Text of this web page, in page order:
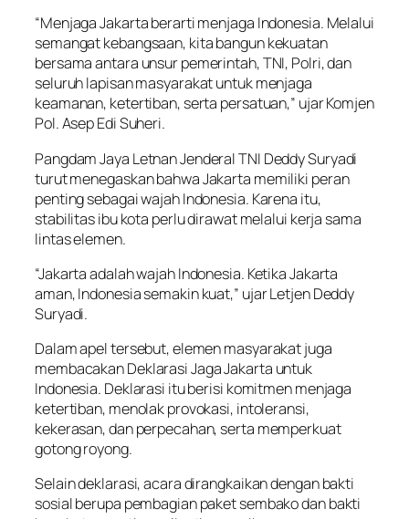
“Menjaga Jakarta berarti menjaga Indonesia. Melalui
semangat kebangsaan, kita bangun kekuatan
bersama antara unsur pemerintah, TNI, Polri, dan
seluruh lapisan masyarakat untuk menjaga
keamanan, ketertiban, serta persatuan,” ujar Komjen
Pol. Asep Edi Suheri.
Pangdam Jaya Letnan Jenderal TNI Deddy Suryadi
turut menegaskan bahwa Jakarta memiliki peran
penting sebagai wajah Indonesia. Karena itu,
stabilitas ibu kota perlu dirawat melalui kerja sama
lintas elemen.
“Jakarta adalah wajah Indonesia. Ketika Jakarta
aman, Indonesia semakin kuat,” ujar Letjen Deddy
Suryadi.
Dalam apel tersebut, elemen masyarakat juga
membacakan Deklarasi Jaga Jakarta untuk
Indonesia. Deklarasi itu berisi komitmen menjaga
ketertiban, menolak provokasi, intoleransi,
kekerasan, dan perpecahan, serta memperkuat
gotong royong.
Selain deklarasi, acara dirangkaikan dengan bakti
sosial berupa pembagian paket sembako dan bakti